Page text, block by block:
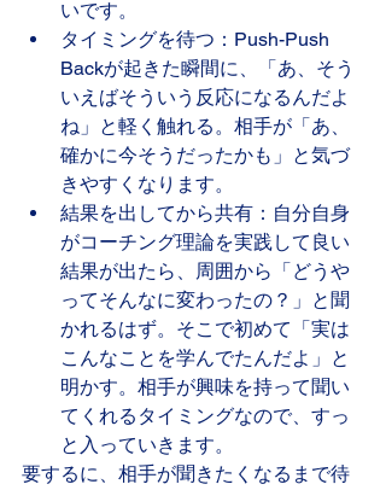
いです。
タイミングを待つ：Push-Push
Backが起きた瞬間に、「あ、そう
いえばそういう反応になるんだよ
ね」と軽く触れる。相手が「あ、
確かに今そうだったかも」と気づ
きやすくなります。
結果を出してから共有：自分自身
がコーチング理論を実践して良い
結果が出たら、周囲から「どうや
ってそんなに変わったの？」と聞
かれるはず。そこで初めて「実は
こんなことを学んでたんだよ」と
明かす。相手が興味を持って聞い
てくれるタイミングなので、すっ
と入っていきます。
要するに、相手が聞きたくなるまで待